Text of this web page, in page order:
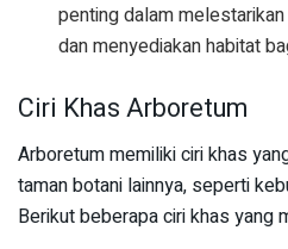
penting dalam
dan menyediakan habitat
Ciri Khas Arboretum
Arboretum memiliki ciri khas
taman botani lainnya, seperti
Berikut beberapa ciri khas yang